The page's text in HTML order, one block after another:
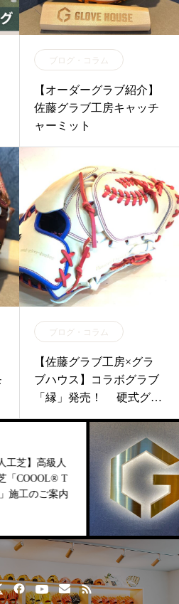
ブログ・コラム
【オーダーグラブ紹介】
佐藤グラブ工房キャッチ
ャーミット
ブログ・コラム
【佐藤グラブ工房×グラ
ブハウス】コラボグラブ
「縁」発売！ 硬式グラ
】高級人
T
のご案内